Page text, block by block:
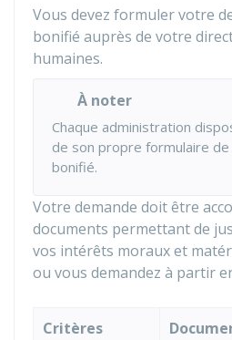
Vous devez formuler votre
bonifié auprès de votre
humaines.
À noter
Chaque administration
de son propre formulaire
bonifié.
Votre demande doit être
documents permettant de
vos intérêts moraux et
ou vous demandez à partir
Critères